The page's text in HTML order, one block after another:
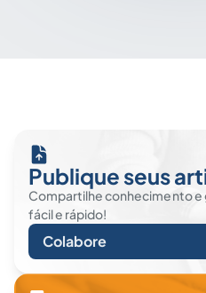
Publique seus
Compartilhe conhecimento e
fácil e rápido!
Colabore